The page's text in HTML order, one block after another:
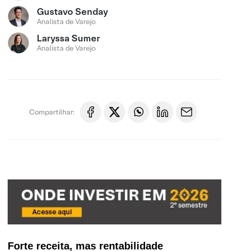
Gustavo Senday
Analista de Varejo
Laryssa Sumer
Analista de Varejo
Compartilhar:
Forte receita, mas rentabilidade